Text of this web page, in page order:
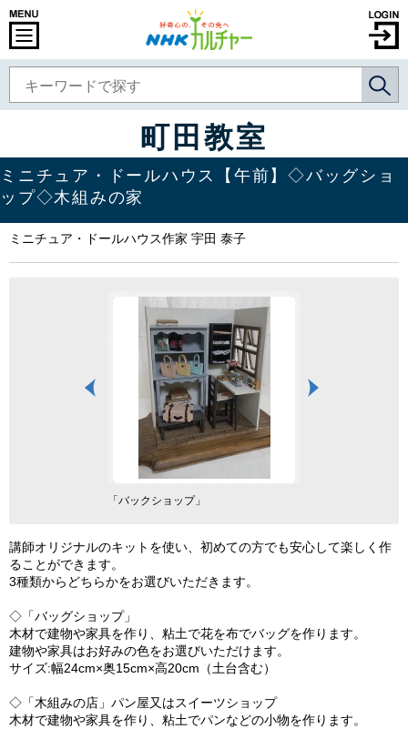
町田教室
ミニチュア・ドールハウス【午前】◇バッグショ
ップ◇木組みの家
ミニチュア・ドールハウス作家 宇田 泰子
「バックショップ」
講師オリジナルのキットを使い、初めての方でも安心して楽しく作
ることができます。
3種類からどちらかをお選びいただきます。
◇「バッグショップ」
木材で建物や家具を作り、粘土で花を布でバッグを作ります。
建物や家具はお好みの色をお選びいただけます。
サイズ:幅24cm×奥15cm×高20cm（土台含む）
◇「木組みの店」パン屋又はスイーツショップ
木材で建物や家具を作り、粘土でパンなどの小物を作ります。